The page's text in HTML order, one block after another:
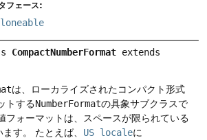
フェース:
CompactNumberFormat
は、ローカライズされたコンパクト形式
トするNumberFormatの具象サブクラスで
フォーマットは、スペースが限られている
す。
たとえば、 US localeに